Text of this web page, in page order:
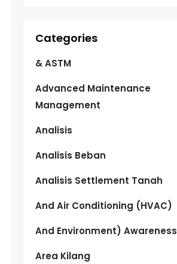
Categories
& ASTM
Advanced Maintenance
Management
Analisis
Analisis Beban
Analisis Settlement Tanah
And Air Conditioning (HVAC)
And Environment) Awareness
Area Kilang